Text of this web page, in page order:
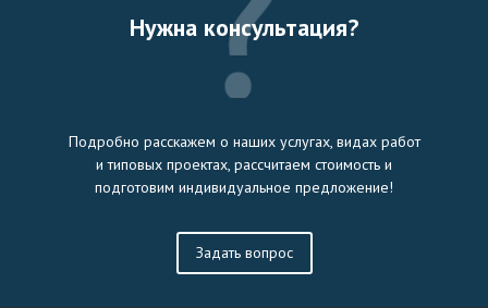
Нужна консультация?
Подробно расскажем о наших услугах, видах работ
и типовых проектах, рассчитаем стоимость и
подготовим индивидуальное предложение!
Задать вопрос